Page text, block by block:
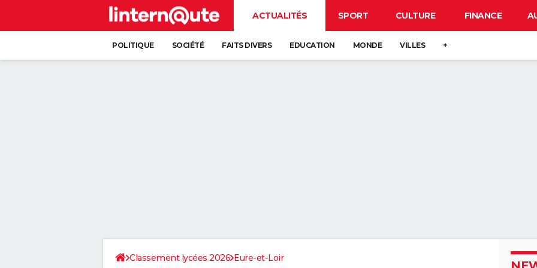
ACTUALITÉS SPORT CULTURE FINANCE
POLITIQUE SOCIÉTÉ FAITS DIVERS EDUCATION MONDE VILLES +
Classement lycées 2026 Eure-et-Loir